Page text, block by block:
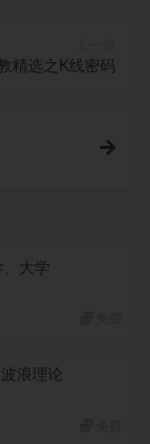
精选之K线密码
大学
浪理论